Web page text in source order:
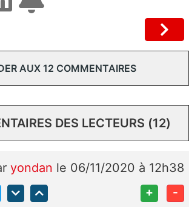
AUX 12 COMMENTAIRES
DES LECTEURS (12)
yondan le 06/11/2020 à 12h38
+ -